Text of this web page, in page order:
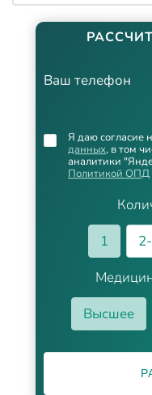
Ваш телефон
1
Высшее
Я даю согласие
данных, в том
аналитики
Политикой ОПД